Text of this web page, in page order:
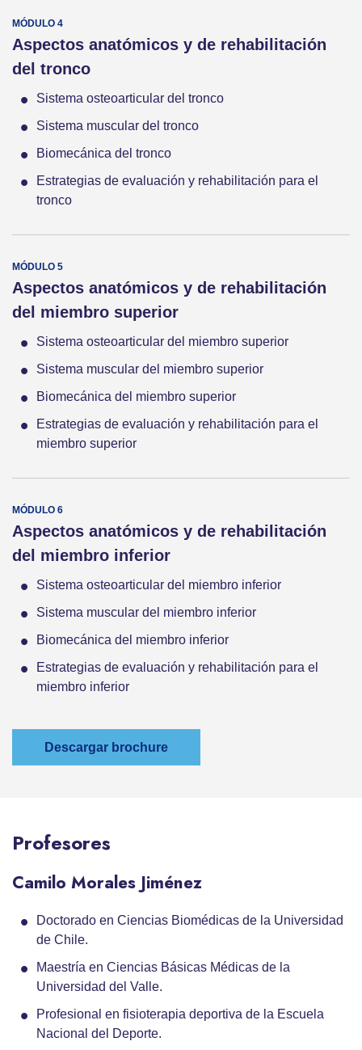
Aspectos anatómicos y de rehabilitación
del tronco
Sistema osteoarticular del tronco
Sistema muscular del tronco
Biomecánica del tronco
Estrategias de evaluación y rehabilitación para el
tronco
Aspectos anatómicos y de rehabilitación
del miembro superior
Sistema osteoarticular del miembro superior
Sistema muscular del miembro superior
Biomecánica del miembro superior
Estrategias de evaluación y rehabilitación para el
miembro superior
Aspectos anatómicos y de rehabilitación
del miembro inferior
Sistema osteoarticular del miembro inferior
Sistema muscular del miembro inferior
Biomecánica del miembro inferior
Estrategias de evaluación y rehabilitación para el
miembro inferior
Descargar brochure
Profesores
Camilo Morales Jiménez
Doctorado en Ciencias Biomédicas de la Universidad
de Chile.
Maestría en Ciencias Básicas Médicas de la
Universidad del Valle.
Profesional en fisioterapia deportiva de la Escuela
Nacional del Deporte.